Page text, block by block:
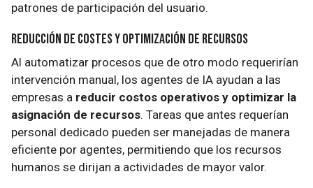
patrones de participación del usuario.
Reducción de Costes y Optimización de Recursos
Al automatizar procesos que de otro modo requerirían
intervención manual, los agentes de IA ayudan a las
empresas a reducir costos operativos y optimizar la
asignación de recursos. Tareas que antes requerían
personal dedicado pueden ser manejadas de manera
eficiente por agentes, permitiendo que los recursos
humanos se dirijan a actividades de mayor valor.